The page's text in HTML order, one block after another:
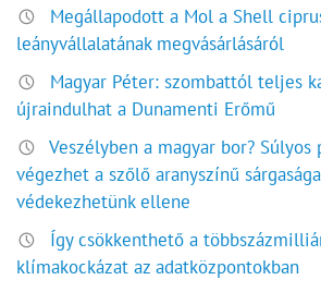
Megállapodott a Mol a Shell
leányvállalatának megvásárlásáról
Magyar Péter: szombattól teljes
újraindulhat a Dunamenti Erőmű
Veszélyben a magyar bor? Súlyos
végezhet a szőlő aranyszínű
védekezhetünk ellene
Így csökkenthető a
klímakockázat az adatközpontokban